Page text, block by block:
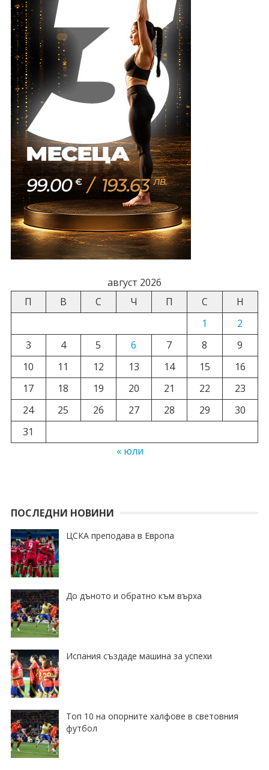
август 2026
П
В С Ч П С
Н
1
2
3
4 5 6 7 8
9
10
11 12 13 14 15
16
17
18 19 20 21 22
23
24
25 26 27 28 29
30
31
« юли
ПОСЛЕДНИ НОВИНИ
ЦСКА преподава в Европа
До дъното и обратно към върха
Испания създаде машина за успехи
Топ 10 на опорните халфове в световния
футбол